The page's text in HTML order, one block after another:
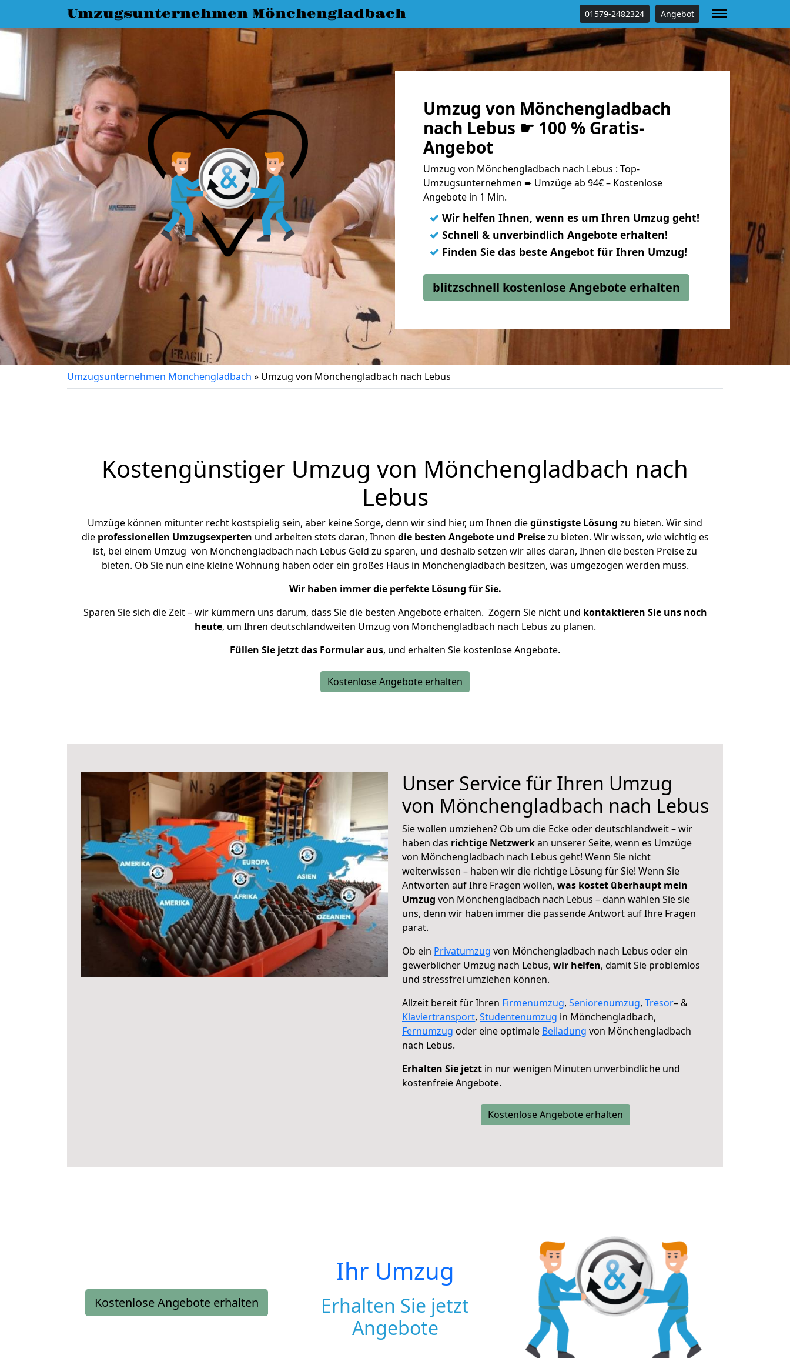
Umzugsunternehmen Mönchengladbach 01579-2482324 Angebot
Umzug von Mönchengladbach
nach Lebus ☛ 100 % Gratis-
Angebot
Umzug von Mönchengladbach nach Lebus : Top-
Umzugsunternehmen ➨ Umzüge ab 94€ – Kostenlose
Angebote in 1 Min.
✓ Wir helfen Ihnen, wenn es um Ihren Umzug geht!
✓ Schnell & unverbindlich Angebote erhalten!
✓ Finden Sie das beste Angebot für Ihren Umzug!
blitzschnell kostenlose Angebote erhalten
Umzugsunternehmen Mönchengladbach » Umzug von Mönchengladbach nach Lebus
Kostengünstiger Umzug von Mönchengladbach nach
Lebus
Umzüge können mitunter recht kostspielig sein, aber keine Sorge, denn wir sind hier, um Ihnen diegünstigste Lösung zu bieten. Wir sind
die professionellen Umzugsexperten und arbeiten stets daran, Ihnen die besten Angebote und Preisezu bieten. Wir wissen, wie wichtig es
ist, bei einem Umzug von Mönchengladbach nach Lebus Geld zu sparen, und deshalb setzen wir alles daran, Ihnen die besten Preise zu
bieten. Ob Sie nun eine kleine Wohnung haben oder ein großes Haus in Mönchengladbach besitzen, was umgezogen werden muss.
Wir haben immer die perfekte Lösung für Sie.
Sparen Sie sich die Zeit – wir kümmern uns darum, dass Sie die besten Angebote erhalten. Zögern Sie nicht und kontaktieren Sie uns noch
heute, um Ihren deutschlandweiten Umzug von Mönchengladbach nach Lebus zu planen.
Füllen Sie jetzt das Formular aus, und erhalten Sie kostenlose Angebote.
Kostenlose Angebote erhalten
Unser Service für Ihren Umzug
von Mönchengladbach nach Lebus
Sie wollen umziehen? Ob um die Ecke oder deutschlandweit – wir
haben das richtige Netzwerkan unserer Seite, wenn es Umzüge
von Mönchengladbach nach Lebus geht! Wenn Sie nicht
weiterwissen – haben wir die richtige Lösung für Sie! Wenn Sie
Antworten auf Ihre Fragen wollen, was kostet überhaupt mein
Umzug von Mönchengladbach nach Lebus – dann wählen Sie sie
uns, denn wir haben immer die passende Antwort auf Ihre Fragen
parat.
Ob ein Privatumzug von Mönchengladbach nach Lebus oder ein
gewerblicher Umzug nach Lebus, wir helfen, damit Sie problemlos
und stressfrei umziehen können.
Allzeit bereit für Ihren Firmenumzug, Seniorenumzug, Tresor– &
Klaviertransport, Studentenumzug in Mönchengladbach,
Fernumzug oder eine optimale Beiladung von Mönchengladbach
nach Lebus.
Erhalten Sie jetzt in nur wenigen Minuten unverbindliche und
kostenfreie Angebote.
Kostenlose Angebote erhalten
Kostenlose Angebote erhalten
Ihr Umzug
Erhalten Sie jetzt
Angebote